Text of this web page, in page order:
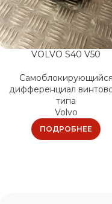
VOLVO S40 V50
Самоблокирующийся
дифференциал
типа
Volvo
ПОДРОБНЕЕ